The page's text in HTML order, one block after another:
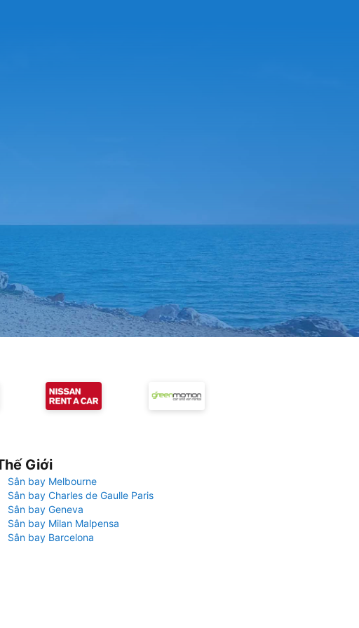
Giới
Sân bay Melbourne
Sân bay Charles de Gaulle Paris
Sân bay Geneva
Sân bay Milan Malpensa
Sân bay Barcelona